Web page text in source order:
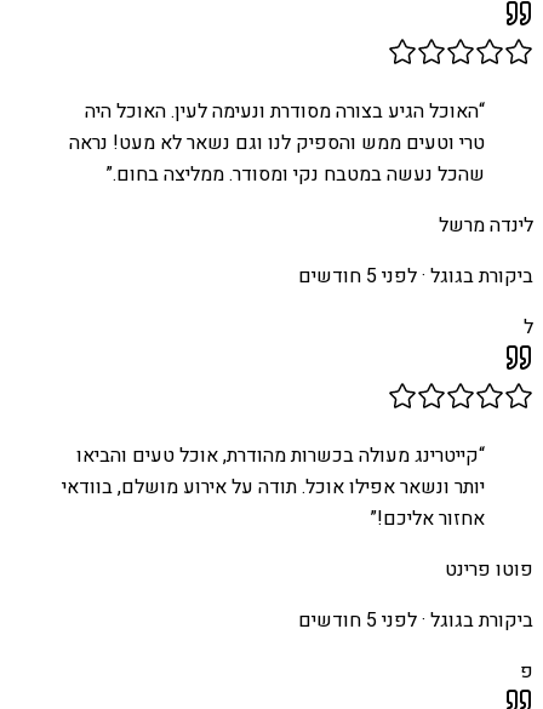
“האוכל הגיע בצורה מסודרת ונעימה לעין. האוכל היה
טרי וטעים ממש והספיק לנו וגם נשאר לא מעט! נראה
שהכל נעשה במטבח נקי ומסודר. ממליצה בחום.”
לינדה מרשל
ביקורת בגוגל ·לפני 5 חודשים
ל
“קייטרינג מעולה בכשרות מהודרת, אוכל טעים והביאו
יותר ונשאר אפילו אוכל. תודה על אירוע מושלם, בוודאי
אחזור אליכם!”
פוטו פרינט
ביקורת בגוגל ·לפני 5 חודשים
פ